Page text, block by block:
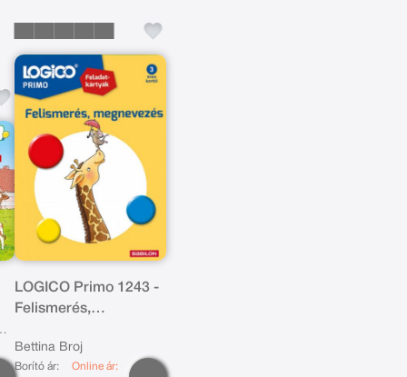
LOGICO Primo 1243 -
Felismerés,
Bettina Broj
Borító ár: Online ár: